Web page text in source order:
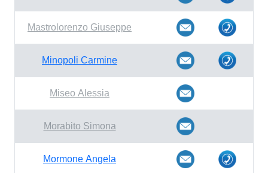
Mastrolorenzo Giuseppe
Minopoli Carmine
Miseo Alessia
Morabito Simona
Mormone Angela